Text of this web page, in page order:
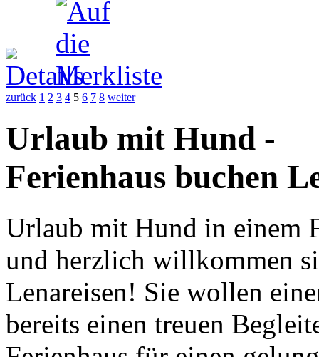
zurück 1 2 3 4 5 6 7 8 weiter
Urlaub mit Hund -
Ferienhaus buchen
Urlaub mit Hund in einem
und herzlich willkommen
Lenareisen! Sie wollen
bereits einen treuen